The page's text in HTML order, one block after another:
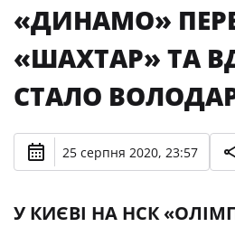
«ДИНАМО»
«ШАХТАР» ТА
СТАЛО
25 серпня 2020, 23:57
У КИЄВІ НА НСК